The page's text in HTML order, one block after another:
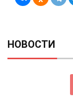
НОВОСТИ